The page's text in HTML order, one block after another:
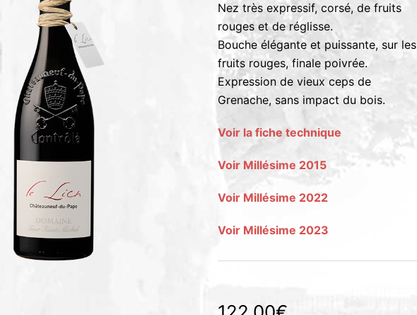
Nez très expressif, corsé, de fruits
rouges et de réglisse.
Bouche élégante et puissante, sur les
fruits rouges, finale poivrée.
Expression de vieux ceps de
Grenache, sans impact du bois.
Voir la fiche technique
Voir Millésime 2015
Voir Millésime 2022
Voir Millésime 2023